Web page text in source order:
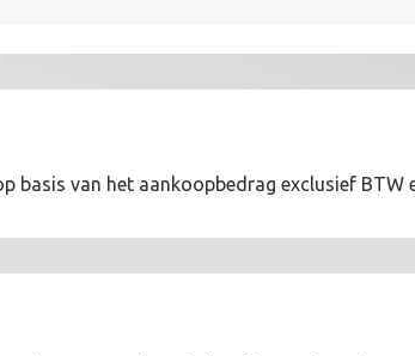
basis van het aankoopbedrag exclusief BTW